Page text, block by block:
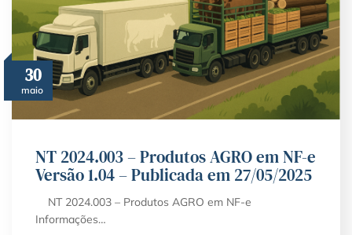
30
maio
NT 2024.003 – Produtos AGRO em NF-e
Versão 1.04 – Publicada em 27/05/2025
NT 2024.003 – Produtos AGRO em NF-e
Informações…